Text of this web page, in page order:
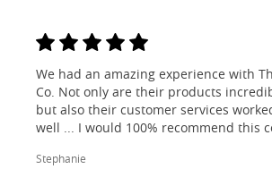
We had an amazing experience with
Co. Not only are their products
but also their customer services
well ... I would 100% recommend this
Stephanie